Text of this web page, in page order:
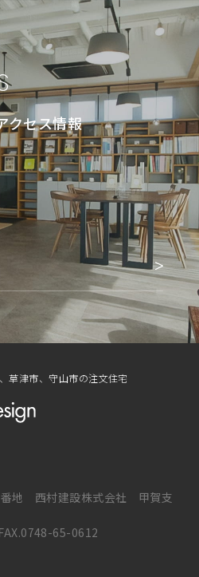
クセス情報
草津市、守山市の注文住宅
番地 西村建設株式会社 甲賀支
65-0612